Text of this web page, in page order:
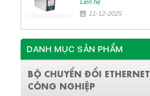
đầu ra đơn 240W
48VDC
Liên hệ
11-12-2025
DANH MỤC SẢN PHẨM
BỘ CHUYỂN ĐỔI ETHERNET
CÔNG NGHIỆP